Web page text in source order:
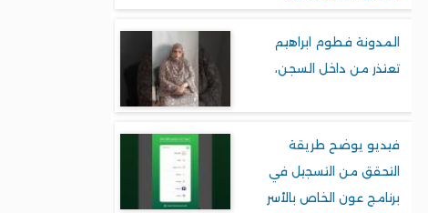
المدونة فطوم ابراهيم
تعتذر من داخل السجن،
فيديو يوضح طريقة
التحقق من التسجيل في
برنامج عون الخاص بالأسر